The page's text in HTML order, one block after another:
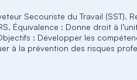
Secouriste du Travail (SST).
Équivalence : Donne droit à
: Développer les
à la prévention des risques